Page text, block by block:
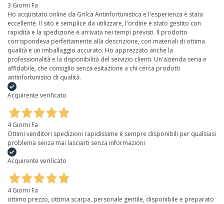
3 Giorni Fa
Ho acquistato online da Grilca Antinfortunistica e l'esperienza è stata
eccellente. Il sito è semplice da utilizzare, l'ordine è stato gestito con
rapidità e la spedizione è arrivata nei tempi previsti. Il prodotto
corrispondeva perfettamente alla descrizione, con materiali di ottima
qualità e un imballaggio accurato. Ho apprezzato anche la
professionalità e la disponibilità del servizio clienti. Un'azienda seria e
affidabile, che consiglio senza esitazione a chi cerca prodotti
antinfortunistici di qualità.
Acquirente verificato
4 Giorni Fa
Ottimi venditori spedizioni rapidissime è sempre disponibili per qualsiasi
problema senza mai lasciarti senza informazioni
Acquirente verificato
4 Giorni Fa
ottimo prezzo, ottima scarpa, personale gentile, disponibile e preparato